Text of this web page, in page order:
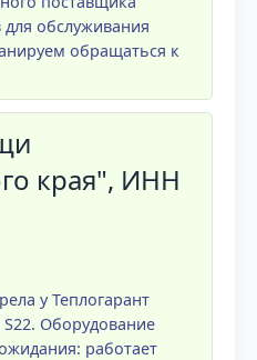
обслуживания
обращаться к
края", ИНН
у Теплогарант
Оборудование
работает